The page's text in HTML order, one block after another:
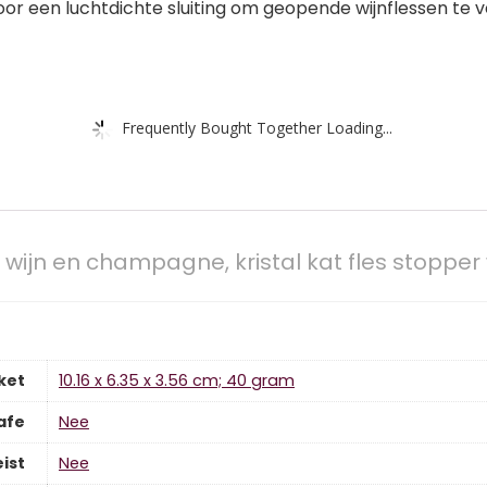
een luchtdichte sluiting om geopende wijnflessen te
Frequently Bought Together Loading...
en champagne, kristal kat fles stopper
‎10.16 x 6.35 x 3.56 cm; 40 gram
‎Nee
‎Nee